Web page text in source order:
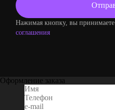
Нажимая кнопку, вы принимаете
соглашения
Оформление заказа